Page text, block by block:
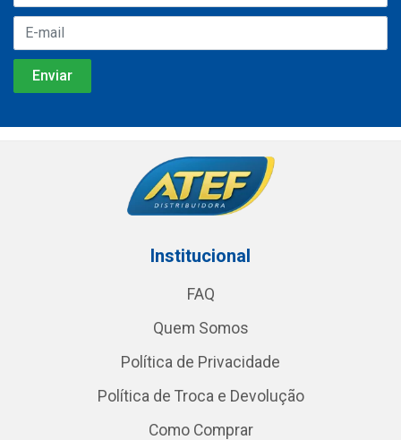
Institucional
FAQ
Quem Somos
Política de Privacidade
Política de Troca e Devolução
Como Comprar